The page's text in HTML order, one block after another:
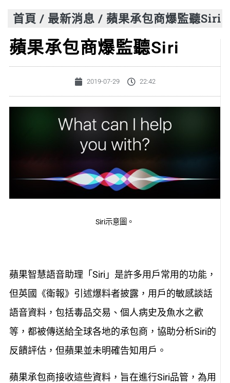
首頁 / 最新消息 / 蘋果承包商爆監聽Siri
蘋果承包商爆監聽Siri
2019-07-29 22:42
Siri示意圖。
蘋果智慧語音助理「Siri」是許多用戶常用的功能，
但英國《衛報》引述爆料者披露，用戶的敏感談話
語音資料，包括毒品交易、個人病史及魚水之歡
等，都被傳送給全球各地的承包商，協助分析Siri的
反饋評估，但蘋果並未明確告知用戶。
蘋果承包商接收這些資料，旨在進行Siri品管，為用